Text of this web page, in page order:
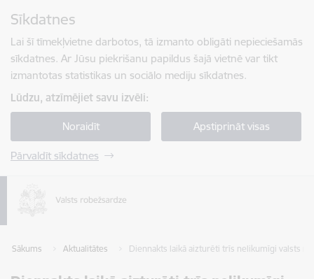
Sīkdatnes
Lai šī tīmekļvietne darbotos, tā izmanto obligāti nepieciešamās
sīkdatnes. Ar Jūsu piekrišanu papildus šajā vietnē var tikt
izmantotas statistikas un sociālo mediju sīkdatnes.
Lūdzu, atzīmējiet savu izvēli:
Noraidīt Apstiprināt visas
Pārvaldīt sīkdatnes
Sākums Aktualitātes Diennakts laikā aizturēti trīs nelikumīgi valsts